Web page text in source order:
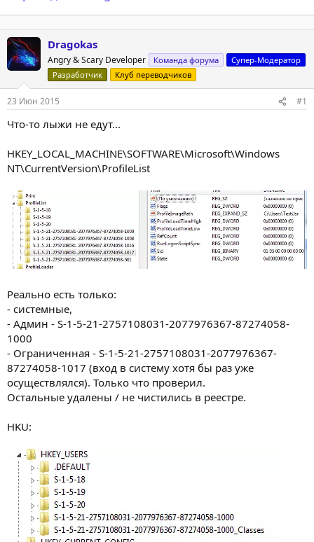
Dragokas
Angry & Scary Developer Команда форума
Супер-Модератор
Разработчик
Клуб переводчиков
23 Июн 2015 #1
Что-то лыжи не едут...
HKEY_LOCAL_MACHINE\SOFTWARE\Microsoft\Windows
NT\CurrentVersion\ProfileList
Реально есть только:
- системные,
- Админ - S-1-5-21-2757108031-2077976367-87274058-
1000
- Ограниченная - S-1-5-21-2757108031-2077976367-
87274058-1017 (вход в систему хотя бы раз уже
осуществлялся). Только что проверил.
Остальные удалены / не чистились в реестре.
HKU: